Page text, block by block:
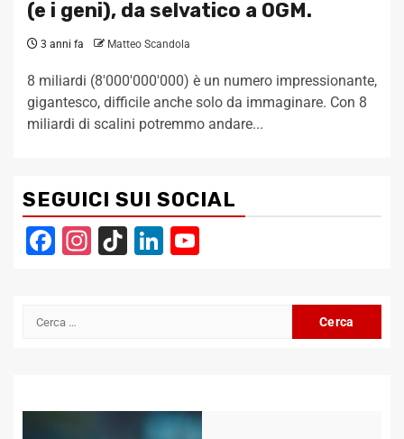
(e i geni), da selvatico a OGM.
3 anni fa Matteo Scandola
8 miliardi (8'000'000'000) è un numero impressionante,
gigantesco, difficile anche solo da immaginare. Con 8
miliardi di scalini potremmo andare...
SEGUICI SUI SOCIAL
Facebook
Instagram
TikTokLinkedIn
Ricerca